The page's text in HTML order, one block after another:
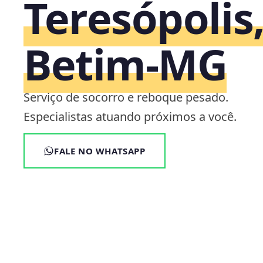
Betim‑MG
Serviço de socorro e reboque pesado.
Especialistas atuando próximos a você.
FALE NO WHATSAPP